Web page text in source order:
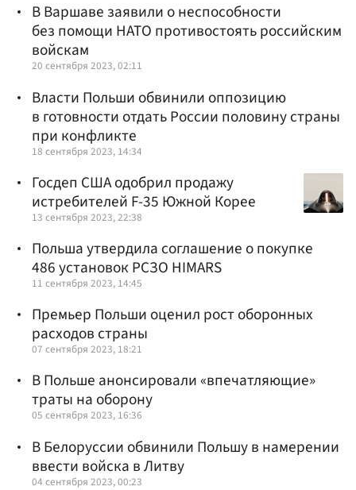
В Варшаве заявили о неспособности
без помощи НАТО противостоять российским
войскам
20 сентября 2023, 02:11
Власти Польши обвинили оппозицию
в готовности отдать России половину страны
при конфликте
18 сентября 2023, 14:34
Госдеп США одобрил продажу
истребителей F-35 Южной Корее
13 сентября 2023, 22:38
Польша утвердила соглашение о покупке
486 установок РСЗО HIMARS
11 сентября 2023, 14:45
Премьер Польши оценил рост оборонных
расходов страны
07 сентября 2023, 18:21
В Польше анонсировали «впечатляющие»
траты на оборону
05 сентября 2023, 16:36
В Белоруссии обвинили Польшу в намерении
ввести войска в Литву
04 сентября 2023, 00:23